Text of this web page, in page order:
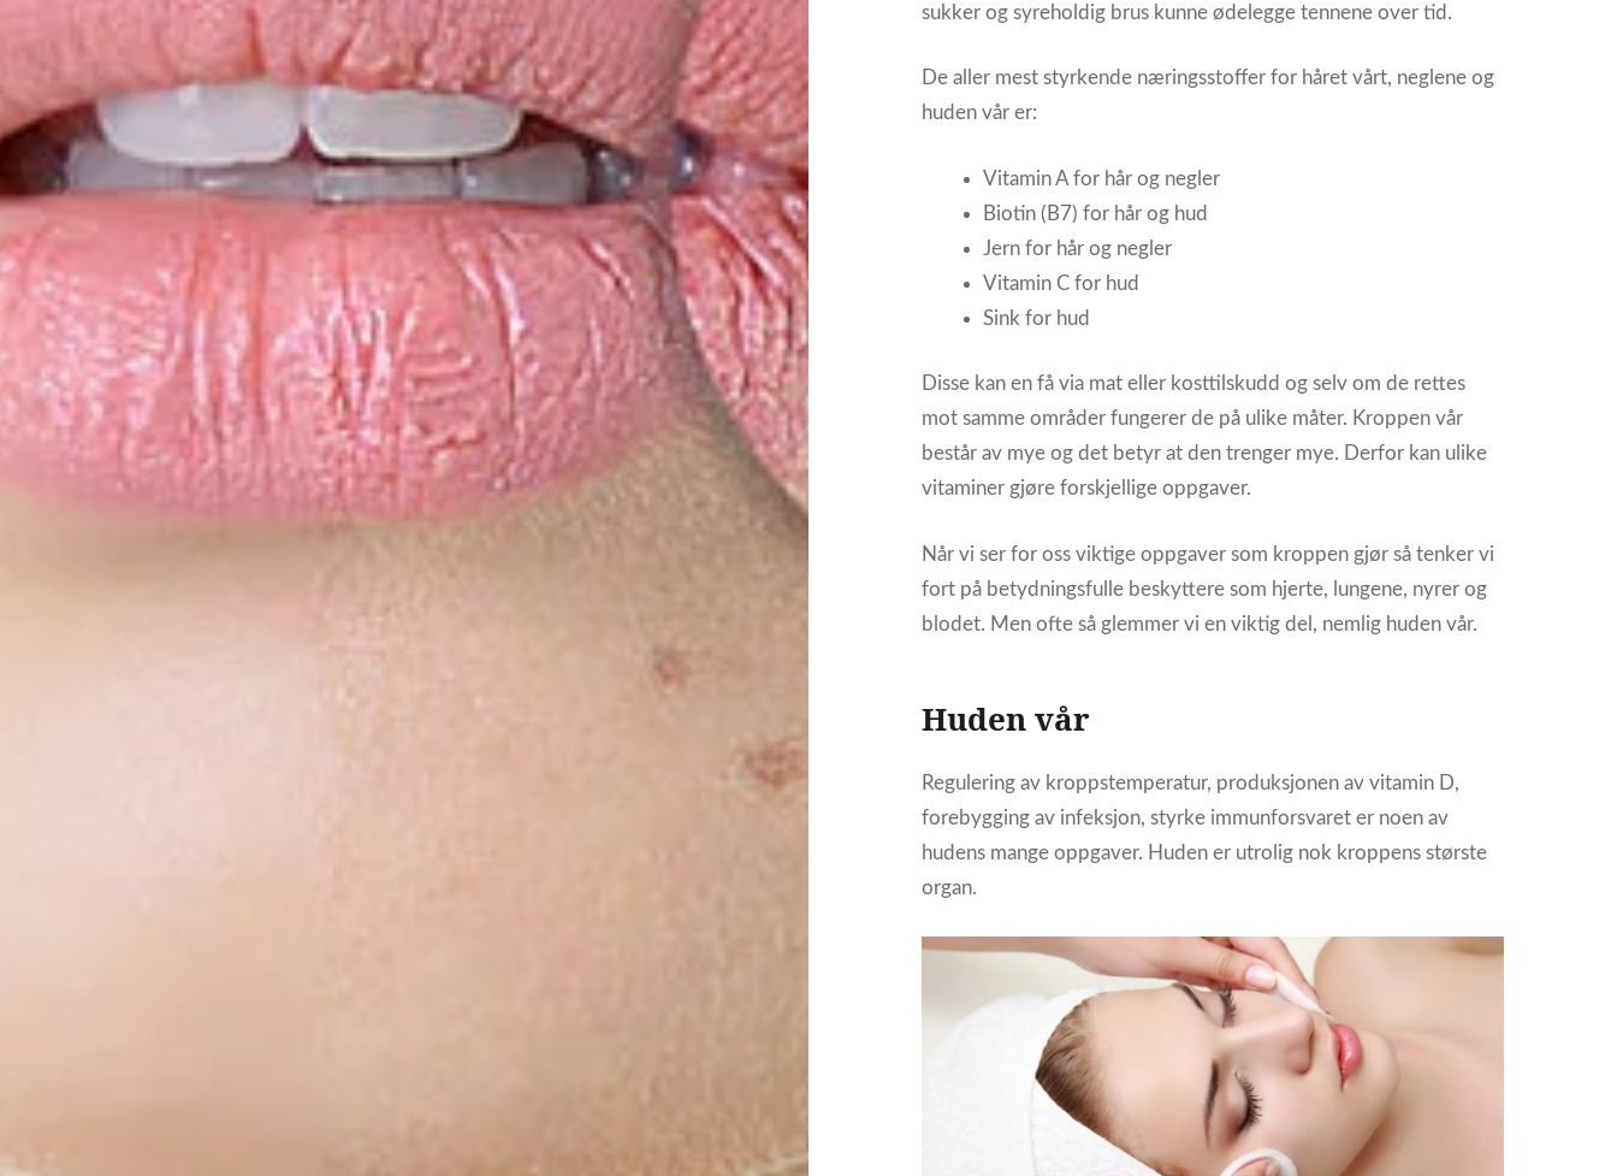
sukker og syreholdig brus kunne ødelegge tennene over tid.
De aller mest styrkende næringsstoffer for håret vårt, neglene og
huden vår er:
Vitamin A for hår og negler
Biotin (B7) for hår og hud
Jern for hår og negler
Vitamin C for hud
Sink for hud
Disse kan en få via mat eller kosttilskudd og selv om de rettes
mot samme områder fungerer de på ulike måter. Kroppen vår
består av mye og det betyr at den trenger mye. Derfor kan ulike
vitaminer gjøre forskjellige oppgaver.
Når vi ser for oss viktige oppgaver som kroppen gjør så tenker vi
fort på betydningsfulle beskyttere som hjerte, lungene, nyrer og
blodet. Men ofte så glemmer vi en viktig del, nemlig huden vår.
Huden vår
Regulering av kroppstemperatur, produksjonen av vitamin D,
forebygging av infeksjon, styrke immunforsvaret er noen av
hudens mange oppgaver. Huden er utrolig nok kroppens største
organ.